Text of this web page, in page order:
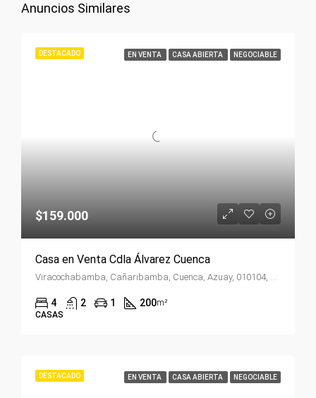
Anuncios Similares
DESTACADO EN VENTA CASA ABIERTA NEGOCIABLE
$159.000
Casa en Venta Cdla Álvarez Cuenca
Viracochabamba, Cañaribamba, Cuenca, Azuay, 010104, Ecuador
4 2 1 200m²
CASAS
DESTACADO EN VENTA CASA ABIERTA NEGOCIABLE